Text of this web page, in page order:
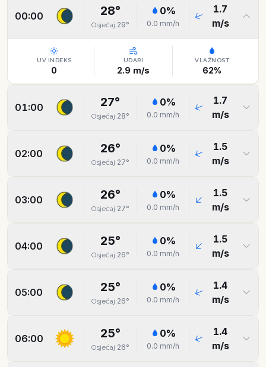
00:00 28°
Osjećaj 29°
0%
0.0 mm/h
1.7
m/s
UV INDEKS
0
UDARI
2.9 m/s
VLAŽNOST
62%
01:00 27°
Osjećaj 28°
0%
0.0 mm/h
1.7
m/s
02:00 26°
Osjećaj 27°
0%
0.0 mm/h
1.5
m/s
03:00 26°
Osjećaj 27°
0%
0.0 mm/h
1.5
m/s
04:00 25°
Osjećaj 26°
0%
0.0 mm/h
1.5
m/s
05:00 25°
Osjećaj 26°
0%
0.0 mm/h
1.4
m/s
06:00 25°
Osjećaj 26°
0%
0.0 mm/h
1.4
m/s